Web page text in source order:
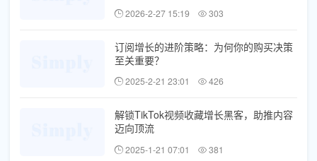
2026-2-27 15:19 303
订阅增长的进阶策略：为何你的购买决策
至关重要？
2025-2-21 23:01 426
解锁TikTok视频收藏增长黑客，助推内容
迈向顶流
2025-1-21 07:01 381